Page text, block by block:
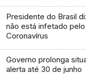
Presidente do Brasil
não está infetado
Coronavírus
Governo prolonga
alerta até 30 de junho